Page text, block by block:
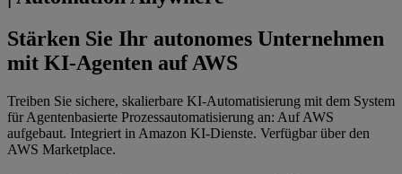
Stärken Sie Ihr autonomes Unternehmen
mit KI-Agenten auf AWS
Treiben Sie sichere, skalierbare KI-Automatisierung mit dem System
für Agentenbasierte Prozessautomatisierung an: Auf AWS
aufgebaut. Integriert in Amazon KI-Dienste. Verfügbar über den
AWS Marketplace.